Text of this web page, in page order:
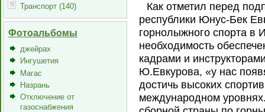
Транспорт (140)
Фотоальбомы
джейрах
Ингушетия
Магас
Назрань
Отключение от
газоснабжения
Как отметил перед
республики Юнус-Бек
горнолыжного спорта в
необходимость
кадрами и
Ю.Евкурова, «у нас
достичь высоких
международном